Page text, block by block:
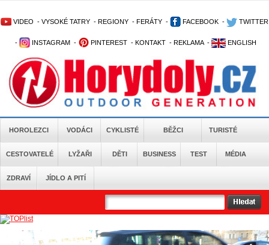
VIDEO - VYSOKÉ TATRY - REGIONY - FERÁTY - FACEBOOK - TWITTER
- INSTAGRAM - PINTEREST - KONTAKT - REKLAMA - ENGLISH
HOROLEZCI VODÁCI CYKLISTÉ BĚŽCI TURISTÉ
CESTOVATELÉ LYŽAŘI DĚTI BUSINESS TEST MÉDIA
ZDRAVÍ JÍDLO A PITÍ